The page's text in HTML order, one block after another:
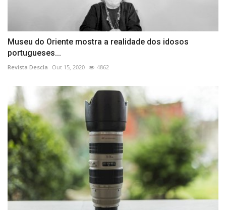
Museu do Oriente mostra a realidade dos idosos
portugueses...
Revista Descla Out 15, 2020 4862